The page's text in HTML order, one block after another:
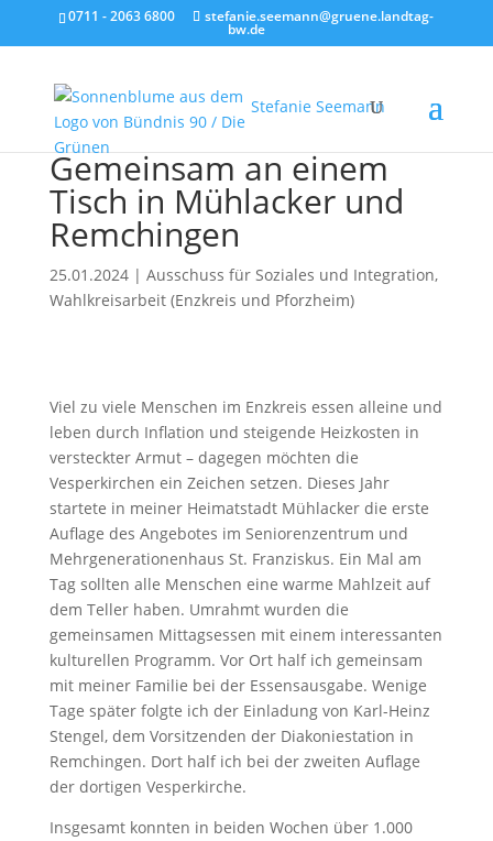
0711 - 2063 6800 stefanie.seemann@gruene.landtag-
bw.de
Stefanie Seemann
Gemeinsam an einem
Tisch in Mühlacker und
Remchingen
25.01.2024| Ausschuss für Soziales und Integration,
Wahlkreisarbeit (Enzkreis und Pforzheim)
Viel zu viele Menschen im Enzkreis essen alleine und
leben durch Inflation und steigende Heizkosten in
versteckter Armut – dagegen möchten die
Vesperkirchen ein Zeichen setzen. Dieses Jahr
startete in meiner Heimatstadt Mühlacker die erste
Auflage des Angebotes im Seniorenzentrum und
Mehrgenerationenhaus St. Franziskus. Ein Mal am
Tag sollten alle Menschen eine warme Mahlzeit auf
dem Teller haben. Umrahmt wurden die
gemeinsamen Mittagsessen mit einem interessanten
kulturellen Programm. Vor Ort half ich gemeinsam
mit meiner Familie bei der Essensausgabe. Wenige
Tage später folgte ich der Einladung von Karl-Heinz
Stengel, dem Vorsitzenden der Diakoniestation in
Remchingen. Dort half ich bei der zweiten Auflage
der dortigen Vesperkirche.
Insgesamt konnten in beiden Wochen über 1.000